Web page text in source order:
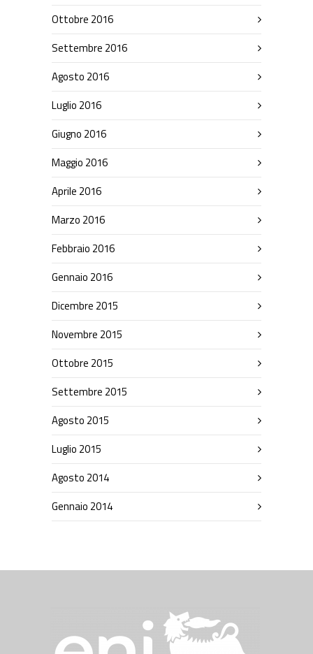
Ottobre 2016
Settembre 2016
Agosto 2016
Luglio 2016
Giugno 2016
Maggio 2016
Aprile 2016
Marzo 2016
Febbraio 2016
Gennaio 2016
Dicembre 2015
Novembre 2015
Ottobre 2015
Settembre 2015
Agosto 2015
Luglio 2015
Agosto 2014
Gennaio 2014